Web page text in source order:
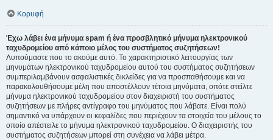
Κορυφή
Έχω λάβει ένα μήνυμα spam ή ένα προσβλητικό μήνυμα ηλεκτρονικού
ταχυδρομείου από κάποιο μέλος του συστήματος συζητήσεων!
Λυπούμαστε που το ακούμε αυτό. Το χαρακτηριστικό λειτουργίας των
μηνυμάτων ηλεκτρονικού ταχυδρομείου αυτού του συστήματος συζητήσεων
συμπεριλαμβάνουν ασφαλιστικές δικλείδες για να προσπαθήσουμε και να
παρακολουθήσουμε μέλη που αποστέλλουν τέτοια μηνύματα, οπότε στείλτε
μήνυμα ηλεκτρονικού ταχυδρομείου στον διαχειριστή του συστήματος
συζητήσεων με πλήρες αντίγραφο του μηνύματος που λάβατε. Είναι πολύ
σημαντικό να υπάρχουν οι κεφαλίδες που περιέχουν τα στοιχεία του μέλους το
οποίο απέστειλε το μήνυμα ηλεκτρονικού ταχυδρομείου. Ο διαχειριστής του
συστήματος συζητήσεων μπορεί στη συνέχεια να λάβει μέτρα.